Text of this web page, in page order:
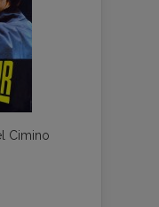
Cimino